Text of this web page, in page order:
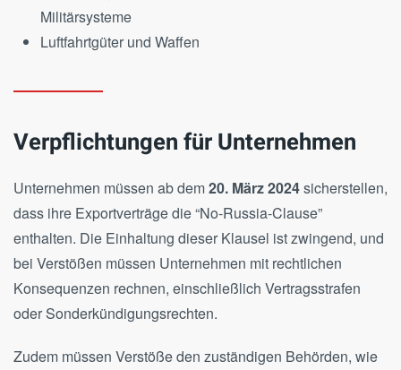
Militärsysteme
Luftfahrtgüter und Waffen
Verpflichtungen für Unternehmen
Unternehmen müssen ab dem20. März 2024sicherstellen,
dass ihre Exportverträge die “No-Russia-Clause”
enthalten. Die Einhaltung dieser Klausel ist zwingend, und
bei Verstößen müssen Unternehmen mit rechtlichen
Konsequenzen rechnen, einschließlich Vertragsstrafen
oder Sonderkündigungsrechten.
Zudem müssen Verstöße den zuständigen Behörden, wie